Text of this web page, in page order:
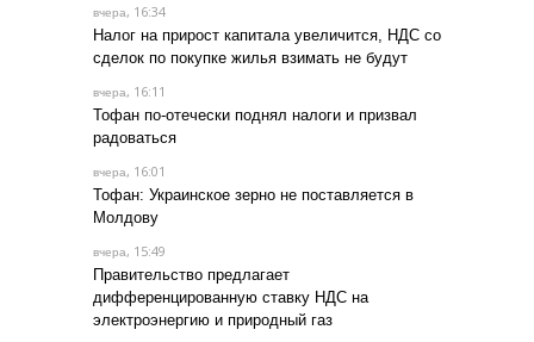
вчера, 16:34
Налог на прирост капитала увеличится, НДС со
сделок по покупке жилья взимать не будут
вчера, 16:11
Тофан по-отечески поднял налоги и призвал
радоваться
вчера, 16:01
Тофан: Украинское зерно не поставляется в
Молдову
вчера, 15:49
Правительство предлагает
дифференцированную ставку НДС на
электроэнергию и природный газ